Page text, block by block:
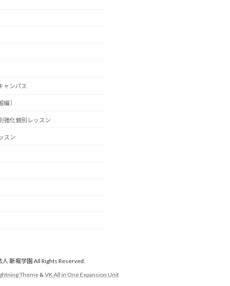
ャンパス
〕
強化個別レッスン
スン
新堀学園 All Rights Reserved.
Theme& VK All in One Expansion Unit